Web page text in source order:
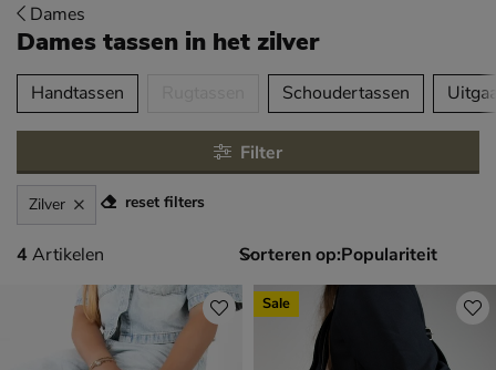
Dames
Dames tassen in het zilver
over
Handtassen Schoudertassen
Filter
Zilver reset filters
4 artikelen
4 Artikelen Sorteren op:
Sale